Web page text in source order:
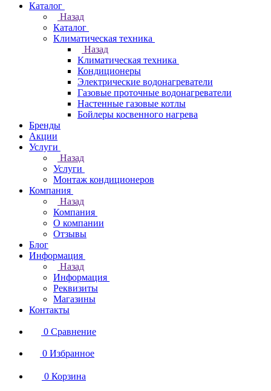
Каталог
Назад
Каталог
Климатическая техника
Назад
Климатическая техника
Кондиционеры
Электрические водонагреватели
Газовые проточные водонагреватели
Настенные газовые котлы
Бойлеры косвенного нагрева
Бренды
Акции
Услуги
Назад
Услуги
Монтаж кондиционеров
Компания
Назад
Компания
О компании
Отзывы
Блог
Информация
Назад
Информация
Реквизиты
Магазины
Контакты
0 Сравнение
0 Избранное
0 Корзина